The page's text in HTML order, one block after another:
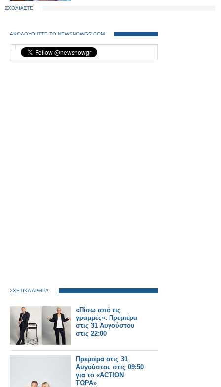
ΣΧΟΛΙΑΣΤΕ
ΑΚΟΛΟΥΘΗΣΤΕ ΤΟ NEWSNOWGR.COM
ΣΧΕΤΙΚΑ ΑΡΘΡΑ
«Πίσω από τις
γραμμές»: Πρεμιέρα
στις 31 Αυγούστου
στις 22:00
Πρεμιέρα στις 31
Αυγούστου στις 09:50
για το «ACTION
ΤΩΡΑ»